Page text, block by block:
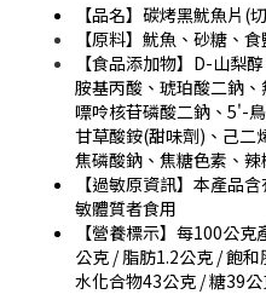
【品名】碳烤黑魷魚片(
【原料】魷魚、砂糖、
【食品添加物】D-山梨
胺基丙酸、琥珀酸二鈉
嘌呤核苷磷酸二鈉、5'-
甘草酸銨(甜味劑)、己二
焦磷酸鈉、焦糖色素、
【過敏原資訊】本產品
敏體質者食用
【營養標示】每100公
公克 / 脂肪1.2公克 / 飽
水化合物43公克 / 糖39